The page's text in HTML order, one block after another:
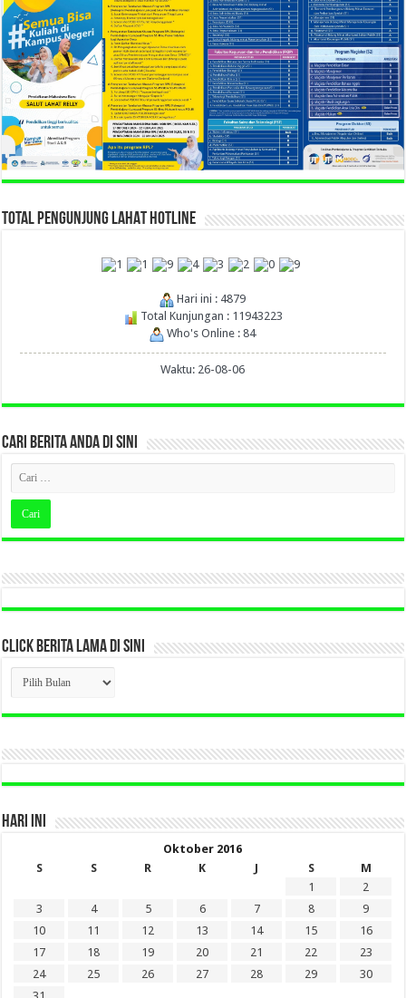
TOTAL PENGUNJUNG LAHAT HOTLINE
Hari ini : 4879
Total Kunjungan : 11943223
Who's Online : 84
Waktu: 26-08-06
CARI BERITA ANDA DI SINI
CLICK BERITA LAMA DI SINI
CLICK
BERITA
LAMA
DI
HARI INI
Oktober 2016
S
S R K J S
M
1
2
3
4 5 6 7 8
9
10
11 12 13 14 15
16
17
18 19 20 21 22
23
24
25 26 27 28 29
30